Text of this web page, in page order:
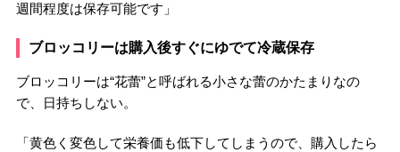
週間程度は保存可能です」
ブロッコリーは購入後すぐにゆでて冷蔵保存
ブロッコリーは“花蕾”と呼ばれる小さな蕾のかたまりなの
で、日持ちしない。
「黄色く変色して栄養価も低下してしまうので、購入したら